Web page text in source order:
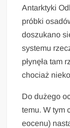
Antarktyki
próbki
doszukano
systemu
płynęła tam
chociaż
Do dużego
temu. W tym
eocenu)